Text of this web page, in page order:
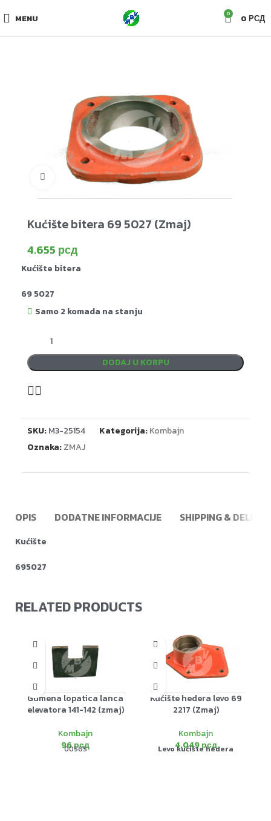
MENU 0 0 РСД
Click to enlarge
Kućište bitera 69 5027 (Zmaj)
4.655 рсд
Kućište bitera
69 5027
Samo 2 komada na stanju
DODAJ U KORPU
SKU:M3-25154 Kategorija:Kombajn
Oznaka:ZMAJ
OPIS DODATNE INFORMACIJE SHIPPING &
Kućište
695027
RELATED PRODUCTS
Gumena lopatica lanca
elevatora 141-142 (zmaj)
Kombajn
96рсд
00565
Kućište hedera levo 69
2217 (Zmaj)
Kombajn
4.049рсд
Levo kućište hedera